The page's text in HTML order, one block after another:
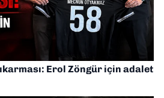
Erol Zöngür için adalet